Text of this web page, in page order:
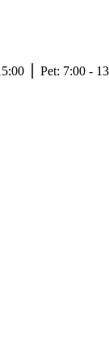
⎪ Pet: 7:00 -